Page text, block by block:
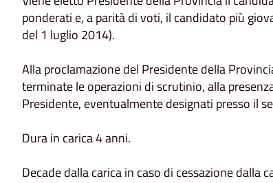
ponderati e, a parità di voti, il candidato più
del 1 luglio 2014).
Alla proclamazione del Presidente della
terminate le operazioni di scrutinio, alla
Presidente, eventualmente designati presso il
Dura in carica 4 anni.
Decade dalla carica in caso di cessazione dalla